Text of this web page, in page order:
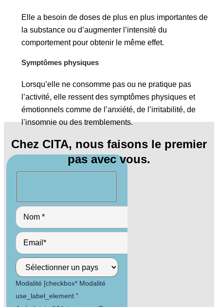
Elle a besoin de doses de plus en plus importantes de
la substance ou d’augmenter l’intensité du
comportement pour obtenir le même effet.
Symptômes physiques
Lorsqu’elle ne consomme pas ou ne pratique pas
l’activité, elle ressent des symptômes physiques et
émotionnels comme de l’anxiété, de l’irritabilité, de
l’insomnie ou des tremblements.
Chez CITA, nous faisons le premier
pas avec vous.
Modalité [checkbox* Modalité
use_label_element "